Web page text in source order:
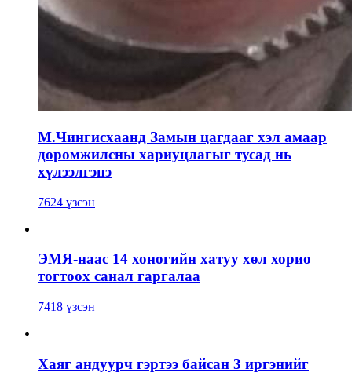
М.Чингисхаанд Замын цагдааг хэл амаар
доромжилсны хариуцлагыг тусад нь
хүлээлгэнэ
7624 үзсэн
ЭМЯ-наас 14 хоногийн хатуу хөл хорио
тогтоох санал гаргалаа
7418 үзсэн
Хаяг андуурч гэртээ байсан 3 иргэнийг